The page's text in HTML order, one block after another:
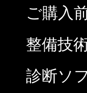
ご購入
整備技
診断ソ